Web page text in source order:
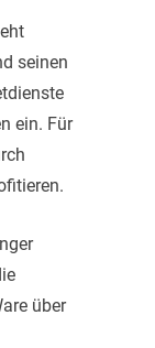
seinen
ein. Für
über